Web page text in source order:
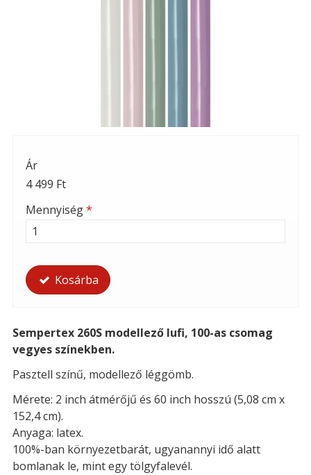
Ár
4 499 Ft
Mennyiség*
Kosárba
Sempertex 260S modellező lufi, 100-as csomag
vegyes színekben.
Pasztell színű, modellező léggömb.
Mérete: 2 inch átmérőjű és 60 inch hosszú (5,08 cm x
152,4 cm).
Anyaga: latex.
100%-ban környezetbarát, ugyanannyi idő alatt
bomlanak le, mint egy tölgyfalevél.